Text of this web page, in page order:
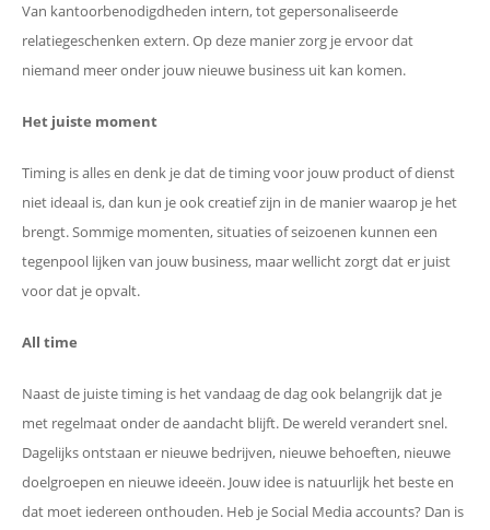
Van kantoorbenodigdheden intern, tot gepersonaliseerde
relatiegeschenken extern. Op deze manier zorg je ervoor dat
niemand meer onder jouw nieuwe business uit kan komen.
Het juiste moment
Timing is alles en denk je dat de timing voor jouw product of dienst
niet ideaal is, dan kun je ook creatief zijn in de manier waarop je het
brengt. Sommige momenten, situaties of seizoenen kunnen een
tegenpool lijken van jouw business, maar wellicht zorgt dat er juist
voor dat je opvalt.
All time
Naast de juiste timing is het vandaag de dag ook belangrijk dat je
met regelmaat onder de aandacht blijft. De wereld verandert snel.
Dagelijks ontstaan er nieuwe bedrijven, nieuwe behoeften, nieuwe
doelgroepen en nieuwe ideeën. Jouw idee is natuurlijk het beste en
dat moet iedereen onthouden. Heb je Social Media accounts? Dan is